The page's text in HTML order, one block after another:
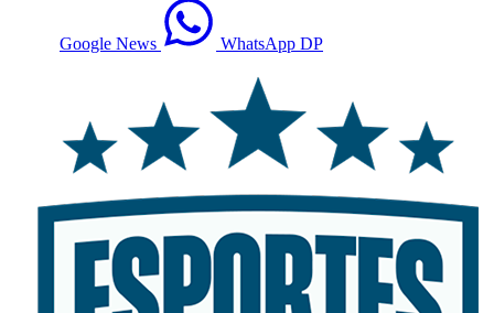
Google News WhatsApp DP